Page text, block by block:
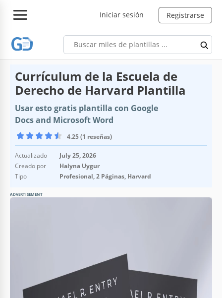
Iniciar sesión Registrarse
Currículum de la Escuela de
Derecho de Harvard Plantilla
Usar esto gratis plantilla con Google
Docs and Microsoft Word
4.25 (1 reseñas)
Actualizado
July 25, 2026
Creado por
Halyna Uygur
Tipo
Profesional, 2 Páginas, Harvard
ADVERTISEMENT